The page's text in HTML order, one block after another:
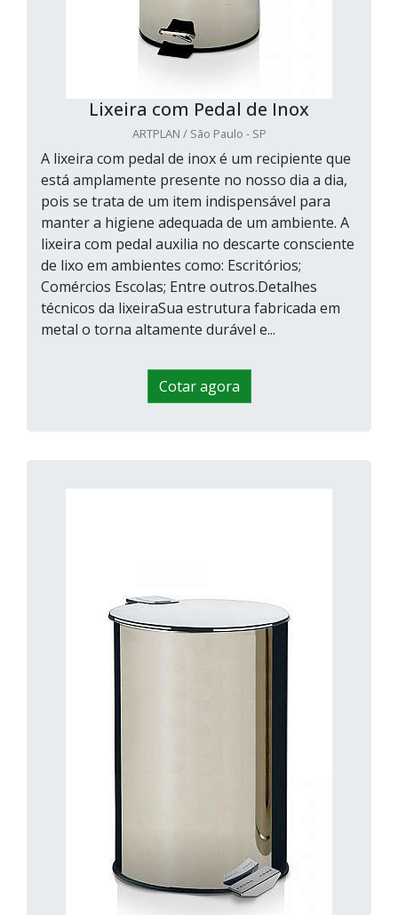
Lixeira com Pedal de Inox
ARTPLAN / São Paulo - SP
A lixeira com pedal de inox é um recipiente que
está amplamente presente no nosso dia a dia,
pois se trata de um item indispensável para
manter a higiene adequada de um ambiente. A
lixeira com pedal auxilia no descarte consciente
de lixo em ambientes como: Escritórios;
Comércios Escolas; Entre outros.Detalhes
técnicos da lixeiraSua estrutura fabricada em
metal o torna altamente durável e...
Cotar agora